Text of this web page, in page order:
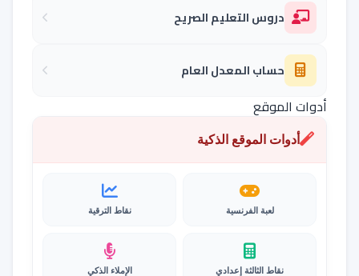
دروس التعليم الصريح
حساب المعدل العام
أدوات الموقع
أدوات الموقع الذكية
لعبة الفرنسية نقاط الترقية
نقاط الثالثة إعدادي الإملاء الذكي